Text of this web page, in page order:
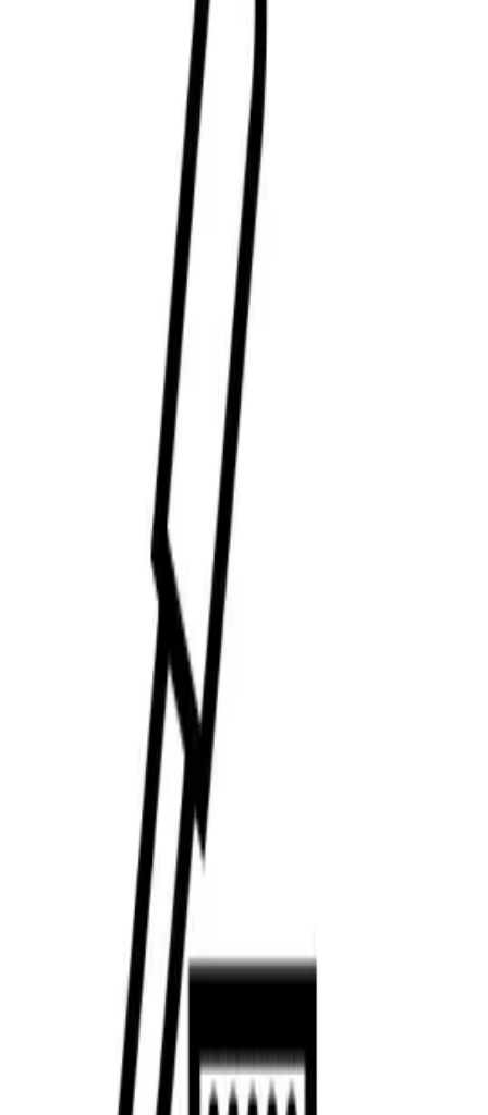
Protección solar y prevención
Diversidad e inclusión
Rutinas con ciencia
Glosario de ingredientes
Artículos sobre Skincare
Aviso de Privacidad
Información Legal
Glosario del cuidado de la piel
©Kenvue Mexico, S.A. de C.V. 2025
Este sitio es publicado por Kenvue Mexico, S.A. de C.V., quien es
el único responsable de su contenido. Este sitio está destinado a la
República Méxicana.
Última actualización: 03/08/2025
UNA PIEL SANA ES UNA PIEL BELLA | UNA PIEL
HUMECTADA ES UNA PIEL SALUDABLE |
DESMAQUILLATE DIARIO | SALUD ES BELLEZA | COME
BIEN | CONSULTE A SU MÉDICO
FPS=Factor de protección solar
LEA PREVIAMENTE LAS INSTRUCCIONES DE USO. SI
PERSISTEN LAS MOLESTIAS, CONSULTE A SU MÉDICO
Aviso de publicidad: 2315142002D00045.